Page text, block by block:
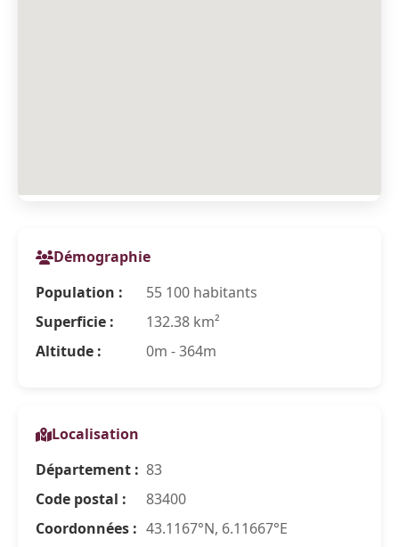
Démographie
Population :
55 100 habitants
Superficie :
132.38 km²
Altitude :
0m - 364m
Localisation
Département : 83
Code postal :
83400
Coordonnées : 43.1167°N, 6.11667°E